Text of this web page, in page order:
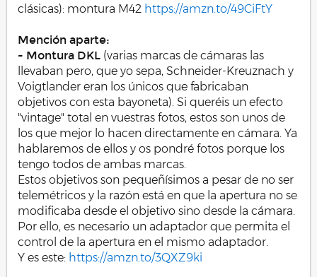
clásicas): montura M42 https://amzn.to/49CiFtY
Mención aparte:
- Montura DKL (varias marcas de cámaras las
llevaban pero, que yo sepa, Schneider-Kreuznach y
Voigtlander eran los únicos que fabricaban
objetivos con esta bayoneta). Si queréis un efecto
"vintage" total en vuestras fotos, estos son unos de
los que mejor lo hacen directamente en cámara. Ya
hablaremos de ellos y os pondré fotos porque los
tengo todos de ambas marcas.
Estos objetivos son pequeñísimos a pesar de no ser
telemétricos y la razón está en que la apertura no se
modificaba desde el objetivo sino desde la cámara.
Por ello, es necesario un adaptador que permita el
control de la apertura en el mismo adaptador.
Y es este: https://amzn.to/3QXZ9ki